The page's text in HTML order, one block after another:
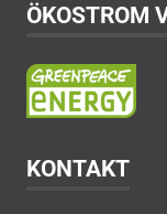
ÖKOSTROM
KONTAKT